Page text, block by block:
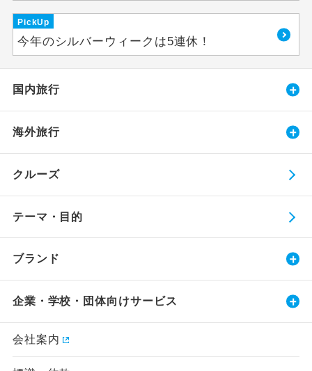
PickUp
今年のシルバーウィークは5連休！
国内旅行
海外旅行
クルーズ
テーマ・目的
ブランド
企業・学校・団体向けサービス
会社案内